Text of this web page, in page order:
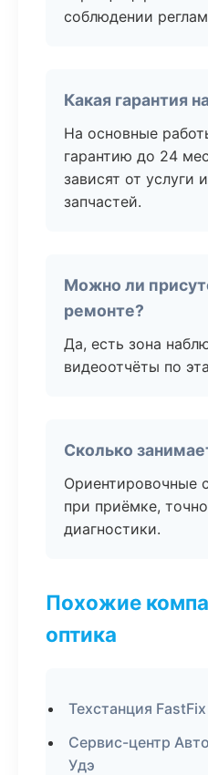
соблюдении
Какая гарантия
На основные
гарантию до 24
зависят от услуги
запчастей.
Можно ли
ремонте?
Да, есть зона
видеоотчёты по
Сколько
Ориентировочные
при приёмке,
диагностики.
Похожие
оптика
Техстанция
Сервис-центр
Удэ